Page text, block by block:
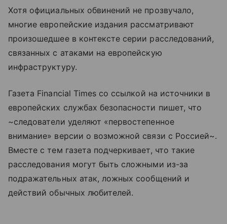
Хотя официальных обвинений не прозвучало,
многие европейские издания рассматривают
произошедшее в контексте серии расследований,
связанных с атаками на европейскую
инфраструктуру.
Газета Financial Times со ссылкой на источники в
европейских службах безопасности пишет, что
~следователи уделяют «первостепенное
внимание» версии о возможной связи с Россией~.
Вместе с тем газета подчеркивает, что такие
расследования могут быть сложными из-за
подражательных атак, ложных сообщений и
действий обычных любителей.